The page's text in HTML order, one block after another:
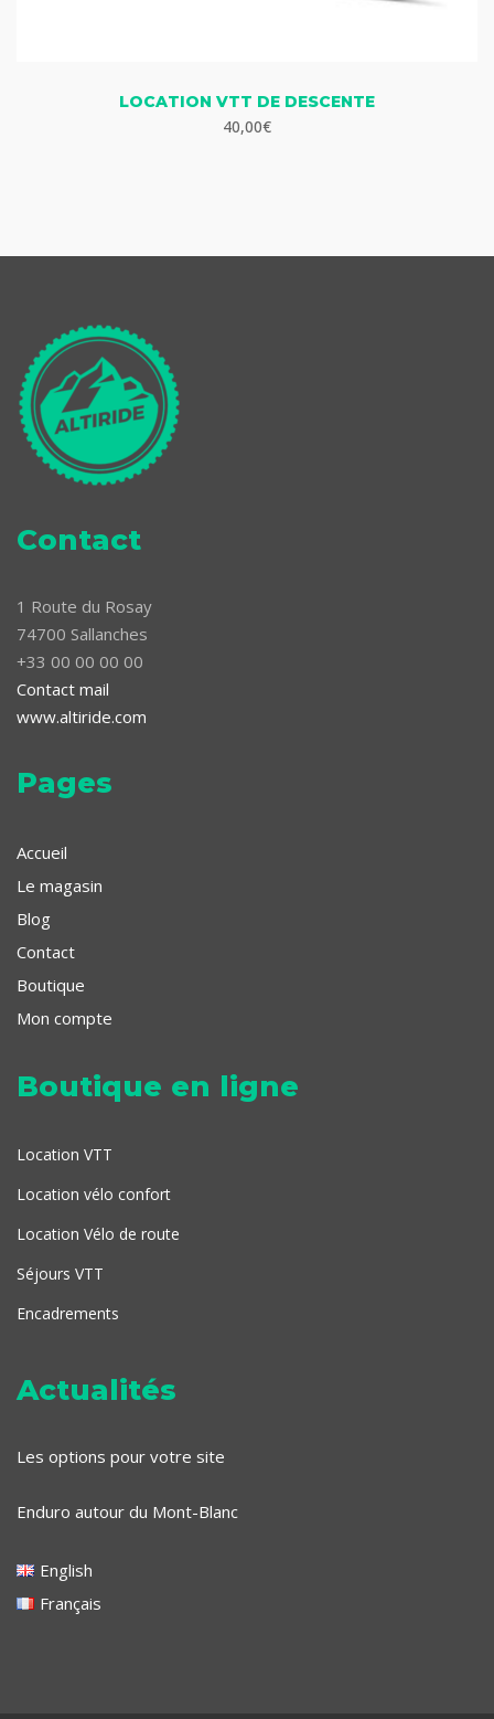
LOCATION VTT DE DESCENTE
40,00€
Contact
1 Route du Rosay
74700 Sallanches
+33 00 00 00 00
Contact mail
www.altiride.com
Pages
Accueil
Le magasin
Blog
Contact
Boutique
Mon compte
Boutique en ligne
Location VTT
Location vélo confort
Location Vélo de route
Séjours VTT
Encadrements
Actualités
Les options pour votre site
Enduro autour du Mont-Blanc
English
Français